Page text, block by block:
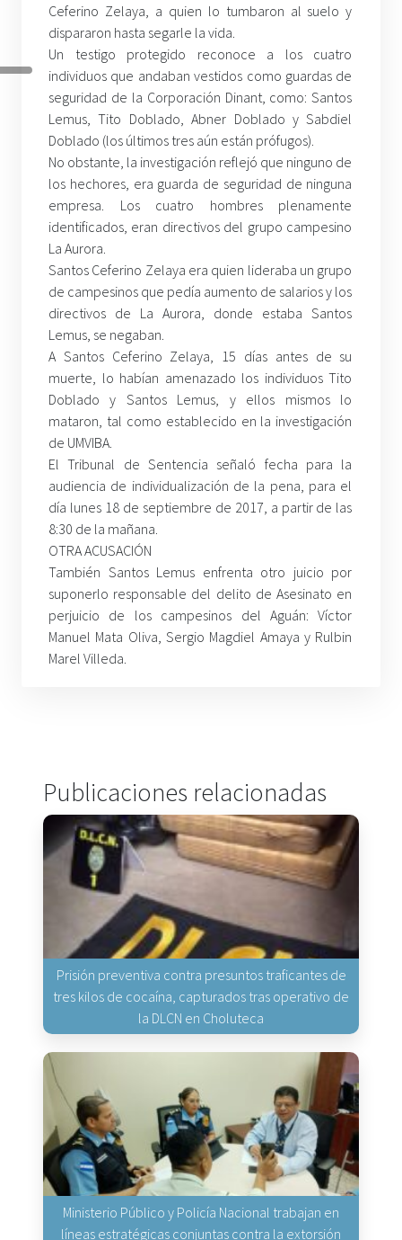
Ceferino Zelaya, a quien lo tumbaron al suelo y
dispararon hasta segarle la vida.
Un testigo protegido reconoce a los cuatro
individuos que andaban vestidos como guardas de
seguridad de la Corporación Dinant, como: Santos
Lemus, Tito Doblado, Abner Doblado y Sabdiel
Doblado (los últimos tres aún están prófugos).
No obstante, la investigación reflejó que ninguno de
los hechores, era guarda de seguridad de ninguna
empresa. Los cuatro hombres plenamente
identificados, eran directivos del grupo campesino
La Aurora.
Santos Ceferino Zelaya era quien lideraba un grupo
de campesinos que pedía aumento de salarios y los
directivos de La Aurora, donde estaba Santos
Lemus, se negaban.
A Santos Ceferino Zelaya, 15 días antes de su
muerte, lo habían amenazado los individuos Tito
Doblado y Santos Lemus, y ellos mismos lo
mataron, tal como establecido en la investigación
de UMVIBA.
El Tribunal de Sentencia señaló fecha para la
audiencia de individualización de la pena, para el
día lunes 18 de septiembre de 2017, a partir de las
8:30 de la mañana.
OTRA ACUSACIÓN
También Santos Lemus enfrenta otro juicio por
suponerlo responsable del delito de Asesinato en
perjuicio de los campesinos del Aguán: Víctor
Manuel Mata Oliva, Sergio Magdiel Amaya y Rulbin
Marel Villeda.
Publicaciones relacionadas
Prisión preventiva contra presuntos traficantes de
tres kilos de cocaína, capturados tras operativo de
la DLCN en Choluteca
Ministerio Público y Policía Nacional trabajan en
líneas estratégicas conjuntas contra la extorsión